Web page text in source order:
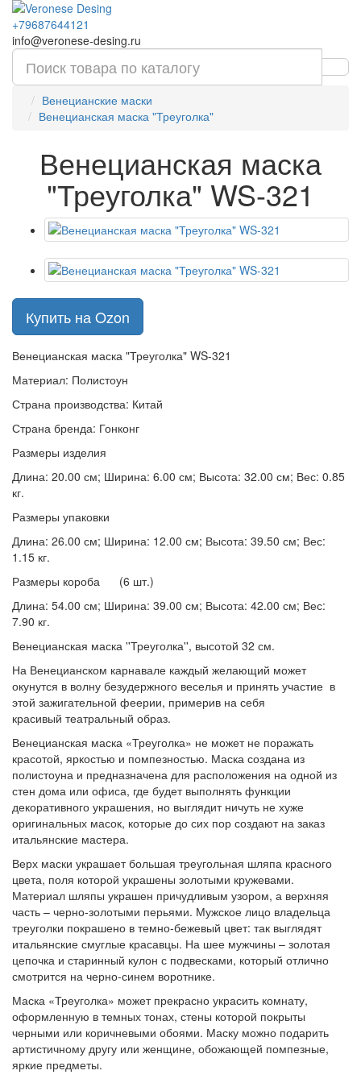
+79687644121
info@veronese-desing.ru
Венецианские маски
Венецианская маска "Треуголка"
Венецианская маска
"Треуголка" WS-321
Купить на Ozon
Венецианская маска "Треуголка" WS-321
Материал: Полистоун
Страна производства: Китай
Страна бренда: Гонконг
Размеры изделия
Длина: 20.00 см; Ширина: 6.00 см; Высота: 32.00 см; Вес: 0.85
кг.
Размеры упаковки
Длина: 26.00 см; Ширина: 12.00 см; Высота: 39.50 см; Вес:
1.15 кг.
Размеры короба (6 шт.)
Длина: 54.00 см; Ширина: 39.00 см; Высота: 42.00 см; Вес:
7.90 кг.
Венецианская маска ''Треуголка'', высотой 32 см.
На Венецианском карнавале каждый желающий может
окунутся в волну безудержного веселья и принять участие в
этой зажигательной феерии, примерив на себя
красивый театральный образ.
Венецианская маска «Треуголка» не может не поражать
красотой, яркостью и помпезностью. Маска создана из
полистоуна и предназначена для расположения на одной из
стен дома или офиса, где будет выполнять функции
декоративного украшения, но выглядит ничуть не хуже
оригинальных масок, которые до сих пор создают на заказ
итальянские мастера.
Верх маски украшает большая треугольная шляпа красного
цвета, поля которой украшены золотыми кружевами.
Материал шляпы украшен причудливым узором, а верхняя
часть – черно-золотыми перьями. Мужское лицо владельца
треуголки покрашено в темно-бежевый цвет: так выглядят
итальянские смуглые красавцы. На шее мужчины – золотая
цепочка и старинный кулон с подвесками, который отлично
смотрится на черно-синем воротнике.
Маска «Треуголка» может прекрасно украсить комнату,
оформленную в темных тонах, стены которой покрыты
черными или коричневыми обоями. Маску можно подарить
артистичному другу или женщине, обожающей помпезные,
яркие предметы.